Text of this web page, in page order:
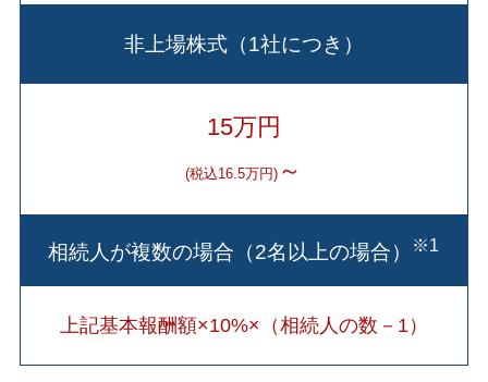
非上場株式（1社につき）
15万円
(税込16.5万円) ～
相続人が複数の場合（2名以上の場合） ※1
上記基本報酬額×10%×（相続人の数－1）